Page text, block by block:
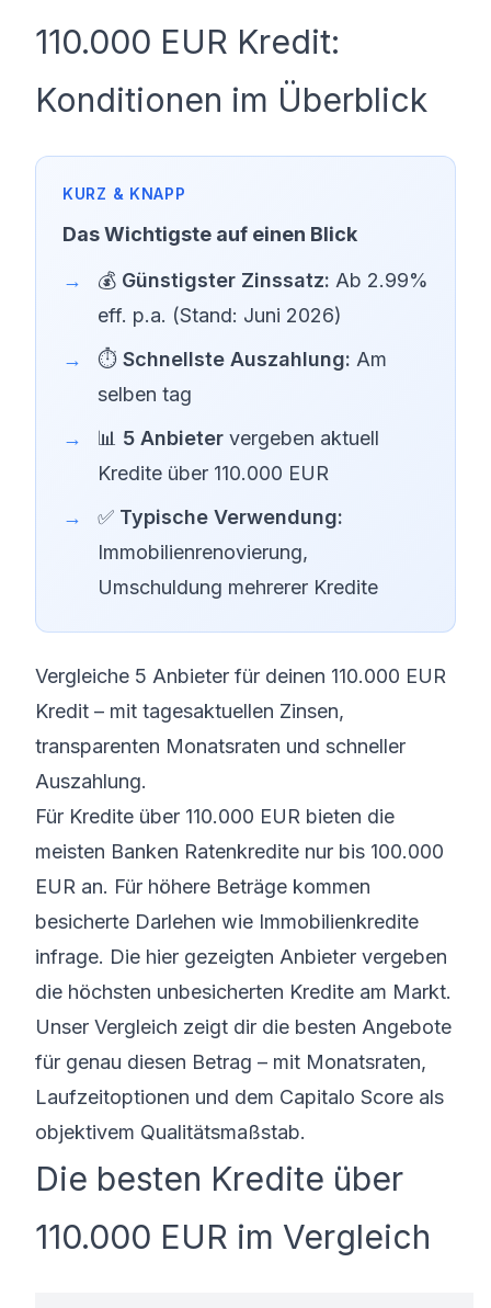
110.000 EUR Kredit:
Konditionen im Überblick
Das Wichtigste auf einen Blick
💰 Günstigster Zinssatz: Ab 2.99%
eff. p.a. (Stand: Juni 2026)
⏱️ Schnellste Auszahlung: Am
selben tag
📊 5 Anbieter vergeben aktuell
Kredite über 110.000 EUR
✅ Typische Verwendung:
Immobilienrenovierung,
Umschuldung mehrerer Kredite
Vergleiche 5 Anbieter für deinen 110.000 EUR
Kredit – mit tagesaktuellen Zinsen,
transparenten Monatsraten und schneller
Auszahlung.
Für Kredite über 110.000 EUR bieten die
meisten Banken Ratenkredite nur bis 100.000
EUR an. Für höhere Beträge kommen
besicherte Darlehen wie Immobilienkredite
infrage. Die hier gezeigten Anbieter vergeben
die höchsten unbesicherten Kredite am Markt.
Unser Vergleich zeigt dir die besten Angebote
für genau diesen Betrag – mit Monatsraten,
Laufzeitoptionen und dem Capitalo Score als
objektivem Qualitätsmaßstab.
Die besten Kredite über
110.000 EUR im Vergleich